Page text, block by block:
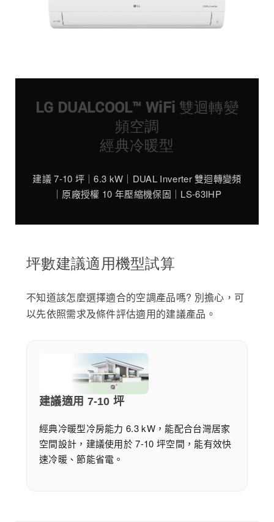
LG DUALCOOL™ WiFi 雙迴轉變
頻空調
經典冷暖型
建議 7-10 坪｜6.3 kW｜DUAL Inverter 雙迴轉變頻
｜原廠授權 10 年壓縮機保固｜LS-63IHP
坪數建議適用機型試算
不知道該怎麼選擇適合的空調產品嗎? 別擔心，可
以先依照需求及條件評估適用的建議產品。
建議適用 7-10 坪
經典冷暖型冷房能力 6.3 kW，能配合台灣居家
空間設計，建議使用於 7-10 坪空間，能有效快
速冷暖、節能省電。